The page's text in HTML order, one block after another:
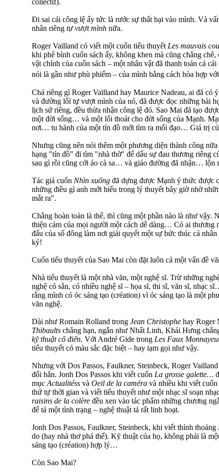
collectif).
Đi sai cái công lệ ấy tức là rước sự thất bại vào mình. Và
nhân riêng tự vượt mình nữa.
Roger Vailland có viết một cuốn tiểu thuyết Les mauvais
khi phê bình cuốn sách ấy, không khen mà cũng chẳng
vật chính của cuốn sách – một nhân vật đã thanh toán cả
nói là gần như phù phiếm – của mình bằng cách hòa hợp
Chả riêng gì Roger Vailland hay Maurice Nadeau, ai đã có
và đường lối tự vượt mình của nó, đã được đọc những bài
lịch sử riêng, đều thừa nhận công lệ đó. Sao Mai đã tạo
một đời sống… và một lối thoát cho đời sống của Mạnh.
nơi… tu hành của một tín đồ mới tìm ra mối đạo… Giá trị
Nhưng cũng nên nói thêm một phương diện thành công
hạng "tín đồ" đi tìm "nhà thờ" để dấu sự đau thương riêng
sau gì rồi cũng cởi áo cà sa… và giáo đường đã nhận… lộn
Tác giả cuốn Nhìn xuống đã dựng được Mạnh ý thức được
những điều gì anh mới hiểu trong lý thuyết bây giờ nhờ
mắt ra".
Chẳng hoàn toàn là thế, thì cũng một phần nào là như vậy.
thiện cảm của mọi người một cách dễ dàng… Có ai thương
đấu của số đông làm nơi giải quyết một sự bức thúc cá
kỷ!
Cuốn tiểu thuyết của Sao Mai còn đặt luôn cả một vấn đề
Nhà tiểu thuyết là một nhà văn, một nghệ sĩ. Trừ những
nghệ có sẵn, có nhiều nghệ sĩ – họa sĩ, thi sĩ, văn sĩ, nhạc
rằng mình có óc sáng tạo (création) vì óc sáng tạo là một
văn nghệ.
Dài như Romain Rolland trong Jean Christophe hay Roger
Thibaults chẳng hạn, ngắn như Nhất Linh, Khái Hưng
kỹ thuật cổ điển. Với André Gide trong Les Faux
tiểu thuyết có màu sắc đặc biệt – hay tạm gọi như vậy.
Nhưng với Dos Passos, Faulkner, Steinbeck, Roger
đổi hẳn. Jonh Dos Passos khi viết cuốn La grosse galette…
mục Actualitéss và Oeil de la caméra và nhiều khi viết cuốn
thứ tự thời gian và viết tiểu thuyết như một nhạc sĩ soạn
raisins de la colère đều xen vào tác phẩm những chương
để tả một tình trạng – nghệ thuật tả rất linh hoạt.
Jonh Dos Passos, Faulkner, Steinbeck, khi viết thỉnh thoảng
do (hay nhà thơ phá thể). Kỹ thuật của họ, không phải là
sáng tạo (création) hợp lý…
Còn Sao Mai?